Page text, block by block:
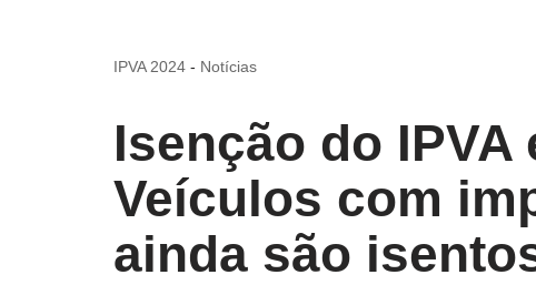
IPVA 2024 - Notícias
Isenção do IPVA
Veículos com
ainda são